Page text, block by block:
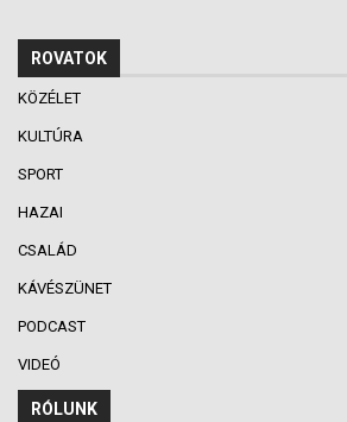
ROVATOK
KÖZÉLET
KULTÚRA
SPORT
HAZAI
CSALÁD
KÁVÉSZÜNET
PODCAST
VIDEÓ
RÓLUNK